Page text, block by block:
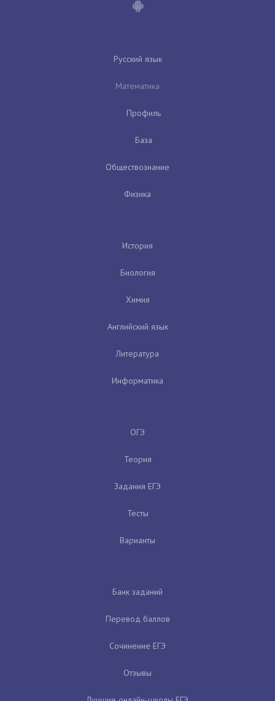
Русский язык
Математика
Профиль
База
Обществознание
Физика
История
Биология
Химия
Английский язык
Литература
Информатика
ОГЭ
Теория
Задания ЕГЭ
Тесты
Варианты
Банк заданий
Перевод баллов
Сочинение ЕГЭ
Отзывы